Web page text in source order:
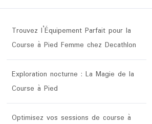
Trouvez l’Équipement Parfait pour la
Course à Pied Femme chez Decathlon
Exploration nocturne : La Magie de la
Course à Pied
Optimisez vos sessions de course à